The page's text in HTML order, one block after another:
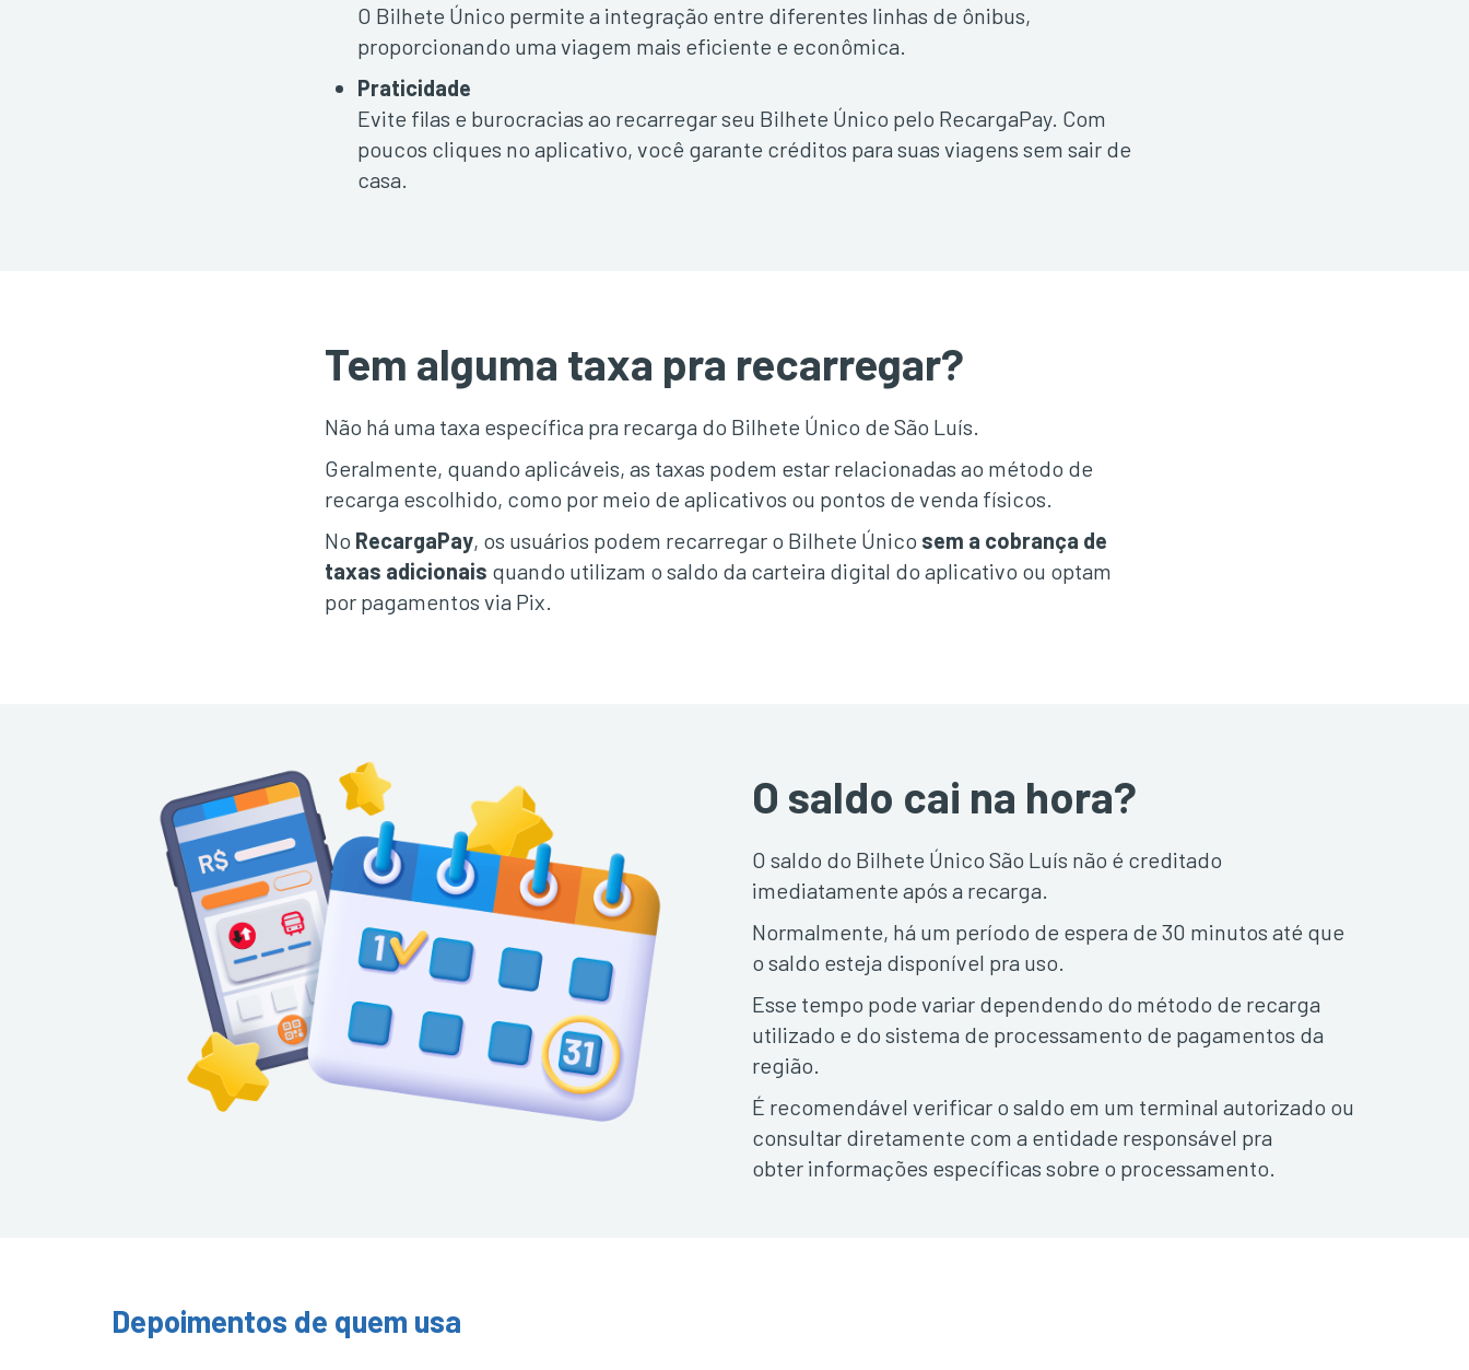
O Bilhete Único permite a integração entre diferentes linhas de ônibus,
proporcionando uma viagem mais eficiente e econômica.
Praticidade
Evite filas e burocracias ao recarregar seu Bilhete Único pelo RecargaPay. Com
poucos cliques no aplicativo, você garante créditos para suas viagens sem sair de
casa.
Tem alguma taxa pra recarregar?
Não há uma taxa específica pra recarga do Bilhete Único de São Luís.
Geralmente, quando aplicáveis, as taxas podem estar relacionadas ao método de
recarga escolhido, como por meio de aplicativos ou pontos de venda físicos.
No RecargaPay, os usuários podem recarregar o Bilhete Único sem a cobrança de
taxas adicionais quando utilizam o saldo da carteira digital do aplicativo ou optam
por pagamentos via Pix.
O saldo cai na hora?
O saldo do Bilhete Único São Luís não é creditado
imediatamente após a recarga.
Normalmente, há um período de espera de 30 minutos até que
o saldo esteja disponível pra uso.
Esse tempo pode variar dependendo do método de recarga
utilizado e do sistema de processamento de pagamentos da
região.
É recomendável verificar o saldo em um terminal autorizado ou
consultar diretamente com a entidade responsável pra
obter informações específicas sobre o processamento.
Depoimentos de quem usa